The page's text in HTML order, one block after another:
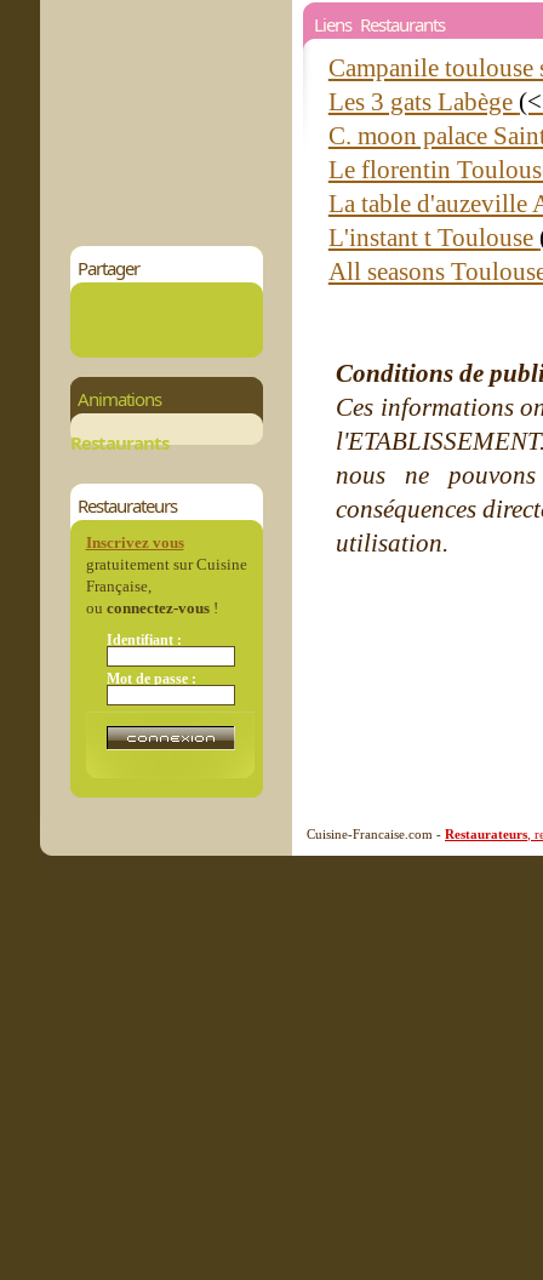
Partager
Animations
Restaurants
Restaurateurs
Inscrivez vous
gratuitement sur Cuisine
Française,
ou connectez-vous!
Identifiant :
Mot de passe :
Liens Restaurants
Campanile
Les 3 gats Labège
C. moon palace
Le florentin
La table d'auzeville
L'instant t Toulouse
All seasons
Conditions de
Ces informations
nous ne
conséquences
utilisation.
Cuisine-Francaise.com - Restaurateurs ,